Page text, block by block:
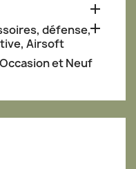

défense,
Airsoft

et Neuf